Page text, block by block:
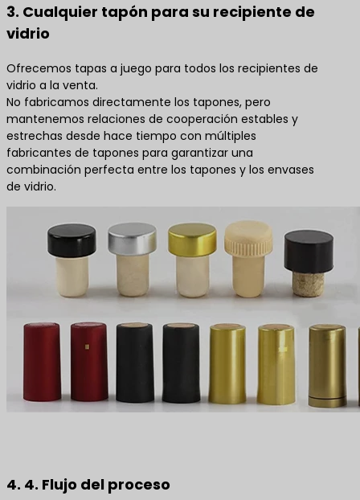
3. Cualquier tapón para su recipiente de
vidrio
Ofrecemos tapas a juego para todos los recipientes de
vidrio a la venta.
No fabricamos directamente los tapones, pero
mantenemos relaciones de cooperación estables y
estrechas desde hace tiempo con múltiples
fabricantes de tapones para garantizar una
combinación perfecta entre los tapones y los envases
de vidrio.
4. 4. Flujo del proceso